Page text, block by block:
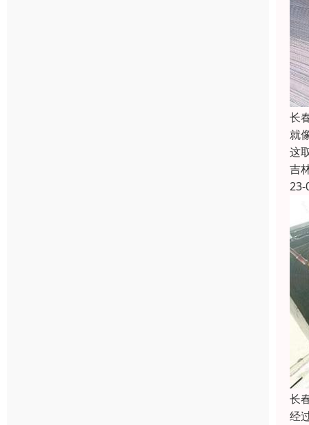
长
就
这
吉
23-
长
经